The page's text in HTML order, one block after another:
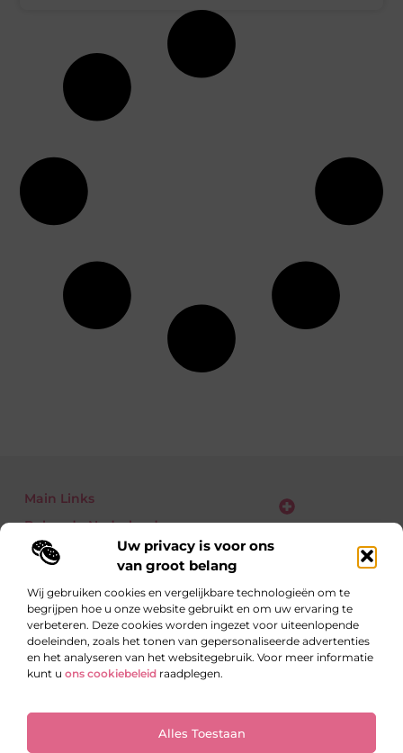
Uw privacy is voor ons
van groot belang
Wij gebruiken cookies en vergelijkbare technologieën om te
begrijpen hoe u onze website gebruikt en om uw ervaring te
verbeteren. Deze cookies worden ingezet voor uiteenlopende
doeleinden, zoals het tonen van gepersonaliseerde advertenties
en het analyseren van het websitegebruik. Voor meer informatie
kunt u ons cookiebeleid raadplegen.
Alles Toestaan
Main Links
Bekende Nederlanders
Eén richting: kennis delen
Blogs vol inzichten over alledaagse én verrassende
onderwerpen.